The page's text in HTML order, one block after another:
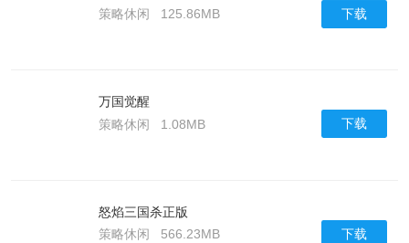
策略休闲
125.86MB 下载
万国觉醒
策略休闲
1.08MB 下载
怒焰三国杀正版
策略休闲
566.23MB 下载